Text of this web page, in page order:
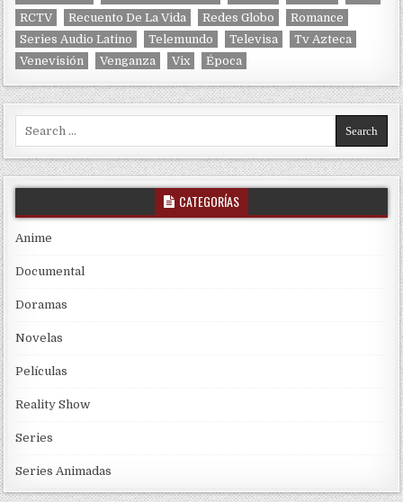
RCTV
Recuento De La Vida Redes Globo
Romance
Series Audio Latino
Telemundo Televisa
Tv Azteca
Venevisión
Venganza Vix Época
Search for:
CATEGORÍAS
Anime
Documental
Doramas
Novelas
Películas
Reality Show
Series
Series Animadas